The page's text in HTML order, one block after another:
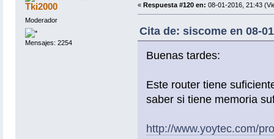
Tki2000
Moderador
Mensajes: 2254
« Respuesta #120 en: 08-01-2016, 21:43
Cita de: siscome en 08-
Buenas tardes:
Este router tiene
saber si tiene memoria
http://www.yoytec.com/